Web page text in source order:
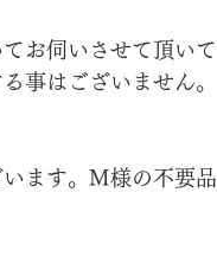
お伺いさせて頂いて
事はございません。
ます。M様の不要品